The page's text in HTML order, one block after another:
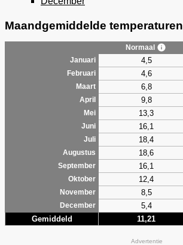
Maandgemiddelde temperaturen
Normaal
Januari
4,5
Februari 4,6
Maart 6,8
April 9,8
Mei 13,3
Juni 16,1
Juli 18,4
Augustus 18,6
September 16,1
Oktober
12,4
November
8,5
December
5,4
Gemiddeld 11,21
Advertentie